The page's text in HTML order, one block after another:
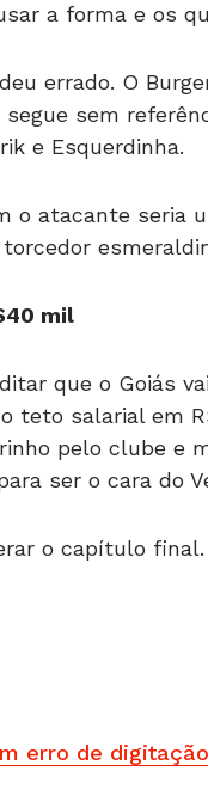
a forma e os
errado. O
segue sem
e Esquerdinha.
o atacante seria
mil
que o Goiás
teto salarial em
pelo clube e
ser o cara do
o capítulo final.
erro de